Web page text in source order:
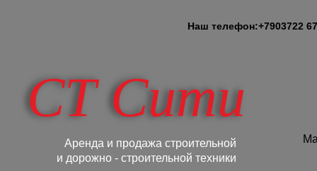
Наш телефон:+7903722
СТ Сити
Аренда и продажа строительной
и дорожно - строительной техники